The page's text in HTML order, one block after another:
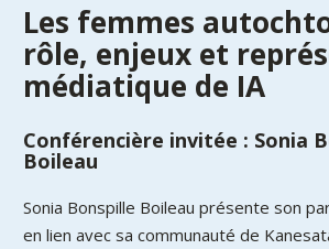
Les femmes
rôle, enjeux et
médiatique de IA
Conférencière invitée : Sonia
Boileau
Sonia Bonspille Boileau présente son
en lien avec sa communauté de